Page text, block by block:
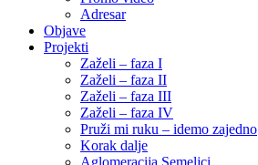
Adresar
Objave
Projekti
Zaželi – faza I
Zaželi – faza II
Zaželi – faza III
Zaželi – faza IV
Pruži mi ruku – idemo zajedno
Korak dalje